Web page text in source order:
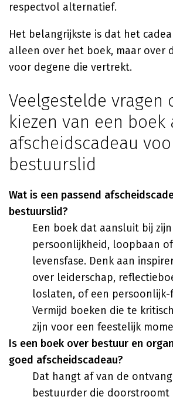
respectvol alternatief.
Het belangrijkste is dat het
alleen over het boek, maar over
voor degene die vertrekt.
Veelgestelde vragen
kiezen van een boek
afscheidscadeau
bestuurslid
Wat is een passend
bestuurslid?
Een boek dat aansluit bij
persoonlijkheid, loopbaan
levensfase. Denk aan
over leiderschap,
loslaten, of een persoonlijk-
Vermijd boeken die te
zijn voor een feestelijk
Is een boek over bestuur en
goed afscheidscadeau?
Dat hangt af van de
bestuurder die doorstroomt